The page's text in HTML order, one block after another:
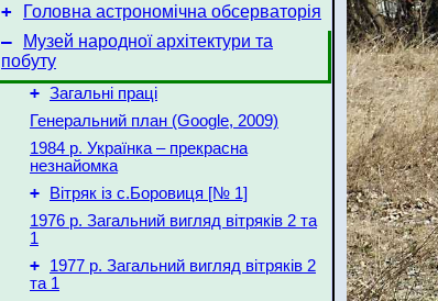
+ Головна астрономічна обсерваторія
–
Музей народної архітектури та
побуту
+ Загальні праці
Генеральний план (Google, 2009)
1984 р. Українка – прекрасна
незнайомка
+
Вітряк із с.Боровиця [№ 1]
1976 р. Загальний вигляд вітряків 2 та
1
+
1977 р. Загальний вигляд вітряків 2
та 1